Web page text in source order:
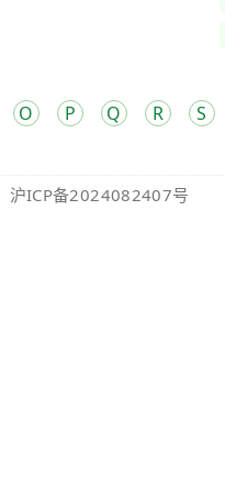
O P Q R S
沪ICP备2024082407号